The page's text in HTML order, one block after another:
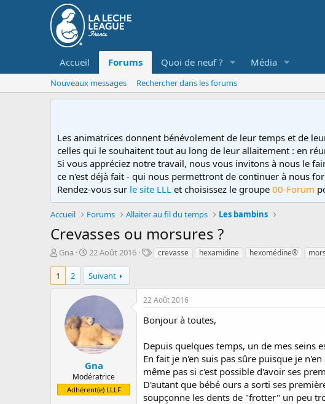
Accueil Forums Quoi de neuf ? Média
Nouveaux messages Rechercher dans les forums
Les animatrices donnent bénévolement de leur temps et de
celles qui le souhaitent tout au long de leur allaitement : en
Si vous appréciez notre travail, nous vous invitons à nous le
ce n'est déjà fait - qui nous permettront de continuer à nous
Rendez-vous sur le site LLL et choisissez le groupe 00-Forum
Accueil Forums Allaiter au fil du temps Les bambins
Crevasses ou morsures ?
D
m
a
Gna
D
t
e
d
d
é
b
u
t
22 Août 2016
Tcrevasse hexamidine hexomédine®
1 2 Suivant
Gna
Modératrice
Adhérent(e) LLLF
22 Août 2016
Bonjour à toutes,
Depuis quelques temps, un de mes seins
En fait je n'en suis pas sûre puisque je
même pas si c'est possible d'avoir ses
D'autant que bébé ours a sorti ses
soupçonne les dents de "frotter" un peu